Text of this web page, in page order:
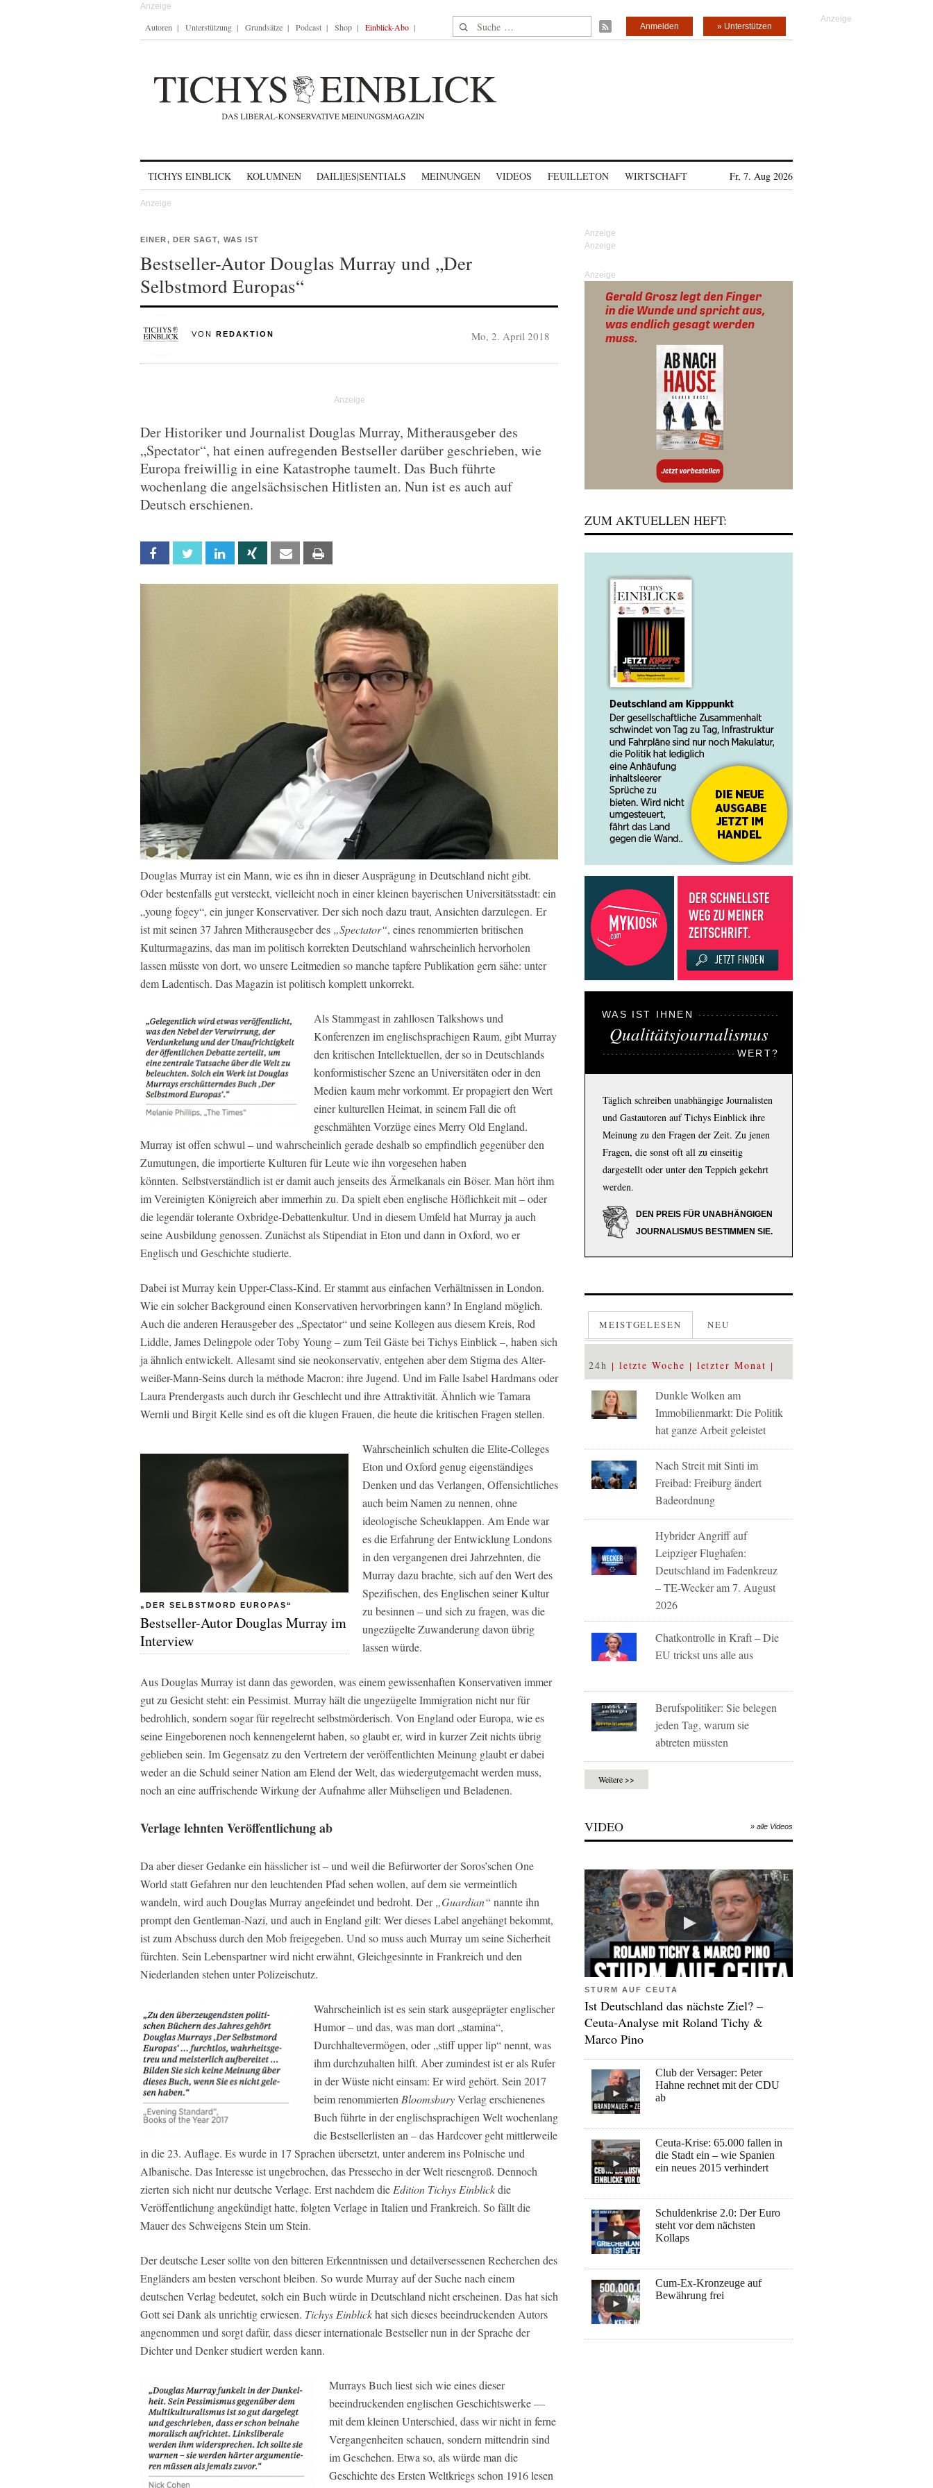
Autoren Unterstützung Grundsätze Podcast Shop Einblick-Abo Suche nach: » Unterstützen
Anmelden
TICHYS EINBLICK KOLUMNEN DAILI|ES|SENTIALS MEINUNGEN VIDEOS FEUILLETON WIRTSCHAFT Fr, 7. Aug 2026
EINER, DER SAGT, WAS IST
Bestseller-Autor Douglas Murray und „Der
Selbstmord Europas“
VON REDAKTION Mo, 2. April 2018
Der Historiker und Journalist Douglas Murray, Mitherausgeber des
„Spectator“, hat einen aufregenden Bestseller darüber geschrieben, wie
Europa freiwillig in eine Katastrophe taumelt. Das Buch führte
wochenlang die angelsächsischen Hitlisten an. Nun ist es auch auf
Deutsch erschienen.
Facebook Twitter Linkedin Xing Email
Douglas Murray ist ein Mann, wie es ihn in dieser Ausprägung in Deutschland nicht gibt.
Oder bestenfalls gut versteckt, vielleicht noch in einer kleinen bayerischen Universitätsstadt: ein
„young fogey“, ein junger Konservativer. Der sich noch dazu traut, Ansichten darzulegen. Er
ist mit seinen 37 Jahren Mitherausgeber des „Spectator“, eines renommierten britischen
Kulturmagazins, das man im politisch korrekten Deutschland wahrscheinlich hervorholen
lassen müsste von dort, wo unsere Leitmedien so manche tapfere Publikation gern sähe: unter
dem Ladentisch. Das Magazin ist politisch komplett unkorrekt.
Als Stammgast in zahllosen Talkshows und
Konferenzen im englischsprachigen Raum, gibt Murray
den kritischen Intellektuellen, der so in Deutschlands
konformistischer Szene an Universitäten oder in den
Medien kaum mehr vorkommt. Er propagiert den Wert
einer kulturellen Heimat, in seinem Fall die oft
geschmähten Vorzüge eines Merry Old England.
Murray ist offen schwul – und wahrscheinlich gerade deshalb so empfindlich gegenüber den
Zumutungen, die importierte Kulturen für Leute wie ihn vorgesehen haben
könnten. Selbstverständlich ist er damit auch jenseits des Ärmelkanals ein Böser. Man hört ihm
im Vereinigten Königreich aber immerhin zu. Da spielt eben englische Höflichkeit mit – oder
die legendär tolerante Oxbridge-Debattenkultur. Und in diesem Umfeld hat Murray ja auch
seine Ausbildung genossen. Zunächst als Stipendiat in Eton und dann in Oxford, wo er
Englisch und Geschichte studierte.
Dabei ist Murray kein Upper-Class-Kind. Er stammt aus einfachen Verhältnissen in London.
Wie ein solcher Background einen Konservativen hervorbringen kann? In England möglich.
Auch die anderen Herausgeber des „Spectator“ und seine Kollegen aus diesem Kreis, Rod
Liddle, James Delingpole oder Toby Young – zum Teil Gäste bei Tichys Einblick –, haben sich
ja ähnlich entwickelt. Allesamt sind sie neokonservativ, entgehen aber dem Stigma des Alter-
weißer-Mann-Seins durch la méthode Macron: ihre Jugend. Und im Falle Isabel Hardmans oder
Laura Prendergasts auch durch ihr Geschlecht und ihre Attraktivität. Ähnlich wie Tamara
Wernli und Birgit Kelle sind es oft die klugen Frauen, die heute die kritischen Fragen stellen.
„DER SELBSTMORD EUROPAS“
Bestseller-Autor Douglas Murray im
Interview
Wahrscheinlich schulten die Elite-Colleges
Eton und Oxford genug eigenständiges
Denken und das Verlangen, Offensichtliches
auch beim Namen zu nennen, ohne
ideologische Scheuklappen. Am Ende war
es die Erfahrung der Entwicklung Londons
in den vergangenen drei Jahrzehnten, die
Murray dazu brachte, sich auf den Wert des
Spezifischen, des Englischen seiner Kultur
zu besinnen – und sich zu fragen, was die
ungezügelte Zuwanderung davon übrig
lassen würde.
Aus Douglas Murray ist dann das geworden, was einem gewissenhaften Konservativen immer
gut zu Gesicht steht: ein Pessimist. Murray hält die ungezügelte Immigration nicht nur für
bedrohlich, sondern sogar für regelrecht selbstmörderisch. Von England oder Europa, wie es
seine Eingeborenen noch kennengelernt haben, so glaubt er, wird in kurzer Zeit nichts übrig
geblieben sein. Im Gegensatz zu den Vertretern der veröffentlichten Meinung glaubt er dabei
weder an die Schuld seiner Nation am Elend der Welt, das wiedergutgemacht werden muss,
noch an eine auffrischende Wirkung der Aufnahme aller Mühseligen und Beladenen.
Verlage lehnten Veröffentlichung ab
Da aber dieser Gedanke ein hässlicher ist – und weil die Befürworter der Soros’schen One
World statt Gefahren nur den leuchtenden Pfad sehen wollen, auf dem sie vermeintlich
wandeln, wird auch Douglas Murray angefeindet und bedroht. Der„Guardian“ nannte ihn
prompt den Gentleman-Nazi, und auch in England gilt: Wer dieses Label angehängt bekommt,
ist zum Abschuss durch den Mob freigegeben. Und so muss auch Murray um seine Sicherheit
fürchten. Sein Lebenspartner wird nicht erwähnt, Gleichgesinnte in Frankreich und den
Niederlanden stehen unter Polizeischutz.
Wahrscheinlich ist es sein stark ausgeprägter englischer
Humor – und das, was man dort „stamina“,
Durchhaltevermögen, oder „stiff upper lip“ nennt, was
ihm durchzuhalten hilft. Aber zumindest ist er als Rufer
in der Wüste nicht einsam: Er wird gehört. Sein 2017
beim renommierten BloomsburyVerlag erschienenes
Buch führte in der englischsprachigen Welt wochenlang
die Bestsellerlisten an – das Hardcover geht mittlerweile
in die 23. Auflage. Es wurde in 17 Sprachen übersetzt, unter anderem ins Polnische und
Albanische. Das Interesse ist ungebrochen, das Pressecho in der Welt riesengroß. Dennoch
zierten sich nicht nur deutsche Verlage. Erst nachdem die Edition Tichys Einblickdie
Veröffentlichung angekündigt hatte, folgten Verlage in Italien und Frankreich. So fällt die
Mauer des Schweigens Stein um Stein.
Der deutsche Leser sollte von den bitteren Erkenntnissen und detailversessenen Recherchen des
Engländers am besten verschont bleiben. So wurde Murray auf der Suche nach einem
deutschen Verlag bedeutet, solch ein Buch würde in Deutschland nicht erscheinen. Das hat sich
Gott sei Dank als unrichtig erwiesen. Tichys Einblickhat sich dieses beeindruckenden Autors
angenommen und sorgt dafür, dass dieser internationale Bestseller nun in der Sprache der
Dichter und Denker studiert werden kann.
Murrays Buch liest sich wie eines dieser
beeindruckenden englischen Geschichtswerke —
mit dem kleinen Unterschied, dass wir nicht in ferne
Vergangenheiten schauen, sondern mittendrin sind
im Geschehen. Etwa so, als würde man die
Geschichte des Ersten Weltkriegs schon 1916 lesen
Anzeige
ZUM AKTUELLEN HEFT:
WAS IST IHNEN
Qualitätsjournalismus
WERT?
Täglich schreiben unabhängige Journalisten
und Gastautoren auf Tichys Einblick ihre
Meinung zu den Fragen der Zeit. Zu jenen
Fragen, die sonst oft all zu einseitig
dargestellt oder unter den Teppich gekehrt
werden.
DEN PREIS FÜR UNABHÄNGIGEN
JOURNALISMUS BESTIMMEN SIE.
MEISTGELESEN NEU
24h letzte Woche letzter Monat
Dunkle Wolken am
Immobilienmarkt: Die Politik
hat ganze Arbeit geleistet
Nach Streit mit Sinti im
Freibad: Freiburg ändert
Badeordnung
Hybrider Angriff auf
Leipziger Flughafen:
Deutschland im Fadenkreuz
– TE-Wecker am 7. August
2026
Chatkontrolle in Kraft – Die
EU trickst uns alle aus
Berufspolitiker: Sie belegen
jeden Tag, warum sie
abtreten müssten
Weitere >>
VIDEO » alle Videos
STURM AUF CEUTA
Ist Deutschland das nächste Ziel? –
Ceuta-Analyse mit Roland Tichy &
Marco Pino
Club der Versager: Peter
Hahne rechnet mit der CDU
ab
Ceuta-Krise: 65.000 fallen in
die Stadt ein – wie Spanien
ein neues 2015 verhindert
Schuldenkrise 2.0: Der Euro
steht vor dem nächsten
Kollaps
Cum-Ex-Kronzeuge auf
Bewährung frei